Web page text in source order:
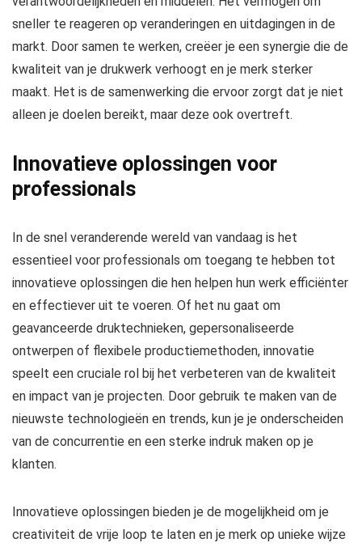
sneller te reageren op veranderingen en uitdagingen in de
markt. Door samen te werken, creëer je een synergie die de
kwaliteit van je drukwerk verhoogt en je merk sterker
maakt. Het is de samenwerking die ervoor zorgt dat je niet
alleen je doelen bereikt, maar deze ook overtreft.
Innovatieve oplossingen voor
professionals
In de snel veranderende wereld van vandaag is het
essentieel voor professionals om toegang te hebben tot
innovatieve oplossingen die hen helpen hun werk efficiënter
en effectiever uit te voeren. Of het nu gaat om
geavanceerde druktechnieken, gepersonaliseerde
ontwerpen of flexibele productiemethoden, innovatie
speelt een cruciale rol bij het verbeteren van de kwaliteit
en impact van je projecten. Door gebruik te maken van de
nieuwste technologieën en trends, kun je je onderscheiden
van de concurrentie en een sterke indruk maken op je
klanten.
Innovatieve oplossingen bieden je de mogelijkheid om je
creativiteit de vrije loop te laten en je merk op unieke wijze